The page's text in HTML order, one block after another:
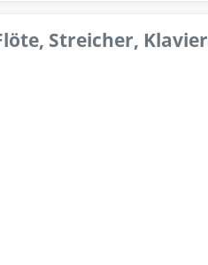
Streicher, Klavier